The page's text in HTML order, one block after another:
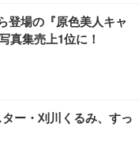
登場の『原色美人キャ
真集売上1位に！
ー・刈川くるみ、すっ